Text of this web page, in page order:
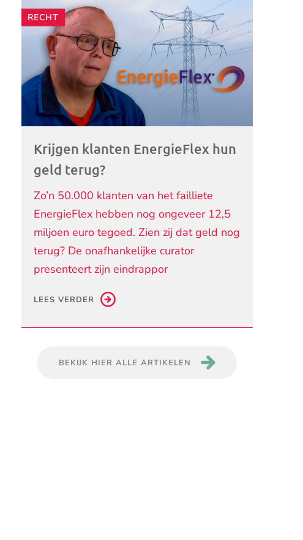
mailprogramma)
RECHT
Krijgen klanten EnergieFlex hun
geld terug?
Zo’n 50.000 klanten van het failliete
EnergieFlex hebben nog ongeveer 12,5
miljoen euro tegoed. Zien zij dat geld nog
terug? De onafhankelijke curator
presenteert zijn eindrappor
LEES VERDER
BEKIJK HIER ALLE ARTIKELEN